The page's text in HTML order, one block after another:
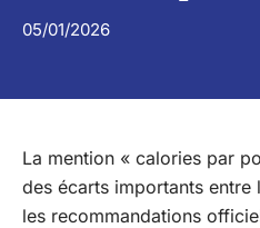
05/01/2026
La mention « calories par
des écarts importants
les recommandations